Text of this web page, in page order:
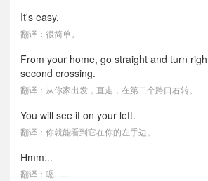
It's easy.
翻译：很简单。
From your home, go straight and turn
second crossing.
翻译：从你家出发，直走，在第二个路口右转。
You will see it on your left.
翻译：你就能看到它在你的左手边。
Hmm...
翻译：嗯……